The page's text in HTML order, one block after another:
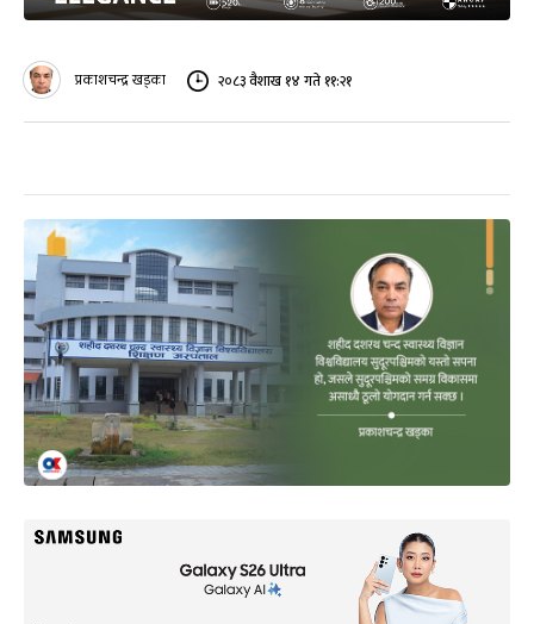
प्रकाशचन्द्र खड्का २०८३ वैशाख १४ गते ११:२१